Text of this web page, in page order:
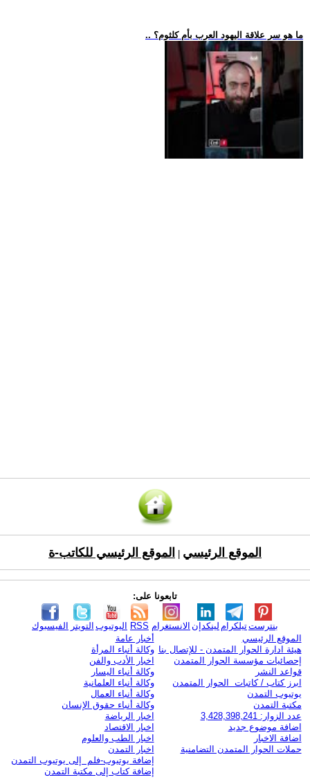
.. ما هو سر علاقة اليهود العرب بأم كلثوم؟
الموقع الرئيسي الموقع الرئيسي للكاتب-ة
تابعونا على:
الفيسبوك التويتر اليوتيوب RSS الانستغرام لينكدإن تيلكرامبنترست
الموقع الرئيسي
هيئة ادارة الحوار المتمدن - للإتصال بنا
إحصائيات مؤسسة الحوار المتمدن
قواعد النشر
ابرز كتاب / كاتبات الحوار المتمدن
يوتيوب التمدن
مكتبة التمدن
عدد الزوار: 3,428,398,241
اضافة موضوع جديد
اضافة الاخبار
حملات الحوار المتمدن التضامنية
أخبار عامة
وكالة أنباء المرأة
اخبار الأدب والفن
وكالة أنباء اليسار
وكالة أنباء العلمانية
وكالة أنباء العمال
وكالة أنباء حقوق الإنسان
اخبار الرياضة
اخبار الاقتصاد
اخبار الطب والعلوم
اخبار التمدن
إضافة يوتيوب-فلم إلى يوتيوب التمدن
إضافة كتاب إلى مكتبة التمدن